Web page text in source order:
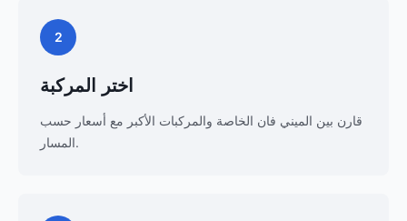
2
اختر المركبة
قارن بين الميني فان الخاصة والمركبات الأكبر مع أسعار حسب
المسار.